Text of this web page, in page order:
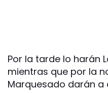
Por la tarde lo harán
mientras que por la
Marquesado darán